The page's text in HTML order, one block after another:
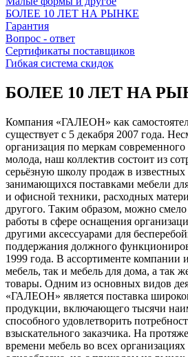
БОЛЕЕ 10 ЛЕТ НА РЫНКЕ
Гарантия
Вопрос - ответ
Сертификаты поставщиков
Гибкая система скидок
БОЛЕЕ 10 ЛЕТ НА
Компания «ГАЛЕОН» как
существует с 5 декабря 2007 года.
организация по меркам современного
молода, наш коллектив состоит из
серьёзную школу продаж в
занимающихся поставками мебели
и офисной техники, расходных
другого. Таким образом, можно смело
работы в сфере оснащения
другими аксессуарами для
поддержания должного
1999 года. В ассортименте компании
мебель, так и мебель для дома, а так
товары. Одним из основных видов
«ГАЛЕОН» является поставка
продукции, включающего тысячи
способного удовлетворить
взыскательного заказчика. На
времени мебель во всех